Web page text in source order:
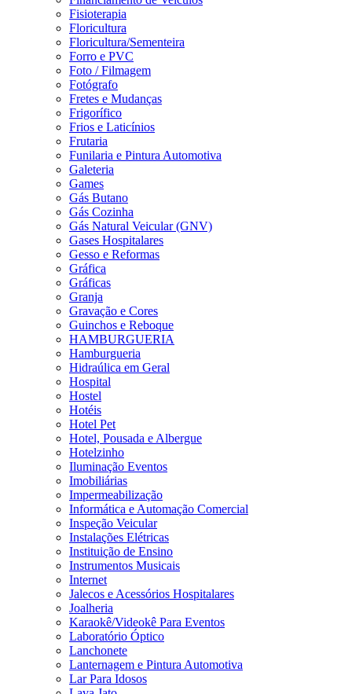
Fisioterapia
Floricultura
Floricultura/Sementeira
Forro e PVC
Foto / Filmagem
Fotógrafo
Fretes e Mudanças
Frigorífico
Frios e Laticínios
Frutaria
Funilaria e Pintura Automotiva
Galeteria
Games
Gás Butano
Gás Cozinha
Gás Natural Veicular (GNV)
Gases Hospitalares
Gesso e Reformas
Gráfica
Gráficas
Granja
Gravação e Cores
Guinchos e Reboque
HAMBURGUERIA
Hamburgueria
Hidraúlica em Geral
Hospital
Hostel
Hotéis
Hotel Pet
Hotel, Pousada e Albergue
Hotelzinho
Iluminação Eventos
Imobiliárias
Impermeabilização
Informática e Automação Comercial
Inspeção Veicular
Instalações Elétricas
Instituição de Ensino
Instrumentos Musicais
Internet
Jalecos e Acessórios Hospitalares
Joalheria
Karaokê/Videokê Para Eventos
Laboratório Óptico
Lanchonete
Lanternagem e Pintura Automotiva
Lar Para Idosos